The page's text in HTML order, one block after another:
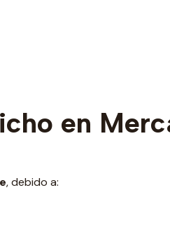
en
, debido a: